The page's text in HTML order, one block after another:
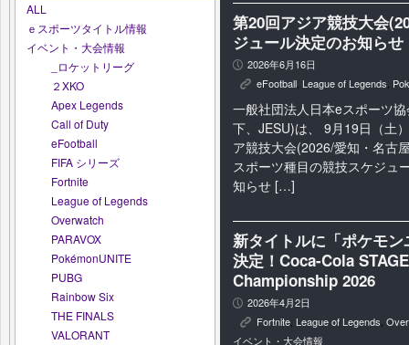
ALL
ｅスポーツタイトル情報
イベント・大会情報
_ロケットリーグ
２XKO
Apex Legends
Call of Duty
eFootball
FIFA シリーズ
Fortnite
League of Legends
Overwatch
PARAVOX
PokémonUNITE
PUBG
Rainbow Six
THE FINALS
VALORANT
第20回アジア競技大会
ジュール決定のお知らせ
P 2026年6月16日
K eFootball, League of Legends,
一般社団法人日本eスポーツ
下、JESU)は、 9月19日（土
ア競技大会(2026/愛知・名古
スポーツ種目の競技スケジュ
知らせ […]
新タイトルに「ポケモ
決定！Coca-Cola
Championship 2026
P 2026年4月2日
K Fortnite League of Legends
イベント・大会情報